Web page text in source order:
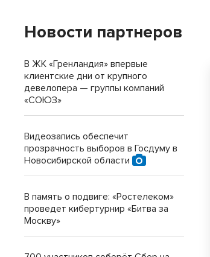
Новости партнеров
В ЖК «Гренландия» впервые
клиентские дни от крупного
девелопера — группы компаний
«СОЮЗ»
Видеозапись обеспечит
прозрачность выборов в Госдуму в
Новосибирской области
В память о подвиге: «Ростелеком»
проведет кибертурнир «Битва за
Москву»